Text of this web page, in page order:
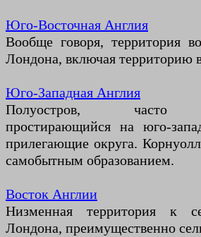
Юго-Восточная Англия
Вообще говоря, территория
Лондона, включая территорию
Юго-Западная Англия
Полуостров, часто
простирающийся на юго-
прилегающие округа. Корнуолл
самобытным образованием.
Восток Англии
Низменная территория к
Лондона, преимущественно